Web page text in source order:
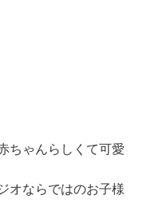
ちゃんらしくて可愛
オならではのお子様